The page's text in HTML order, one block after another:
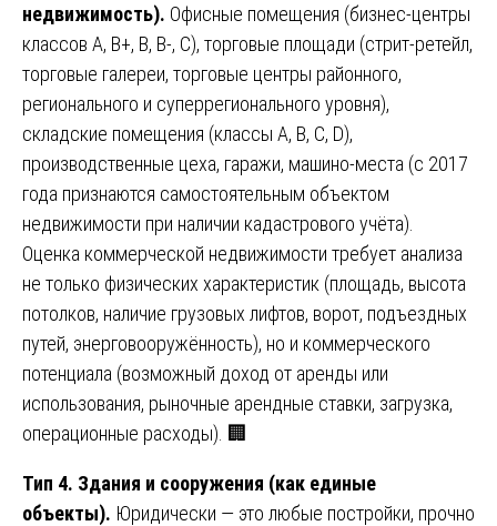
недвижимость). Офисные помещения (бизнес-центры
классов А, В+, В, В-, С), торговые площади (стрит-ретейл,
торговые галереи, торговые центры районного,
регионального и суперрегионального уровня),
складские помещения (классы А, В, С, D),
производственные цеха, гаражи, машино-места (с 2017
года признаются самостоятельным объектом
недвижимости при наличии кадастрового учёта).
Оценка коммерческой недвижимости требует анализа
не только физических характеристик (площадь, высота
потолков, наличие грузовых лифтов, ворот, подъездных
путей, энерговооружённость), но и коммерческого
потенциала (возможный доход от аренды или
использования, рыночные арендные ставки, загрузка,
операционные расходы). 🏢
Тип 4. Здания и сооружения (как единые
объекты). Юридически — это любые постройки, прочно